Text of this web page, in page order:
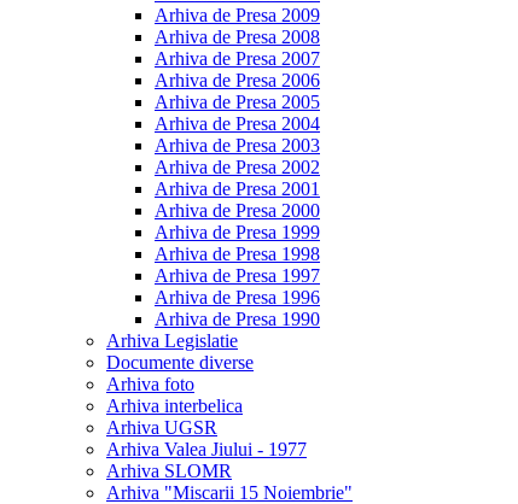
Arhiva de Presa 2009
Arhiva de Presa 2008
Arhiva de Presa 2007
Arhiva de Presa 2006
Arhiva de Presa 2005
Arhiva de Presa 2004
Arhiva de Presa 2003
Arhiva de Presa 2002
Arhiva de Presa 2001
Arhiva de Presa 2000
Arhiva de Presa 1999
Arhiva de Presa 1998
Arhiva de Presa 1997
Arhiva de Presa 1996
Arhiva de Presa 1990
Arhiva Legislatie
Documente diverse
Arhiva foto
Arhiva interbelica
Arhiva UGSR
Arhiva Valea Jiului - 1977
Arhiva SLOMR
Arhiva "Miscarii 15 Noiembrie"